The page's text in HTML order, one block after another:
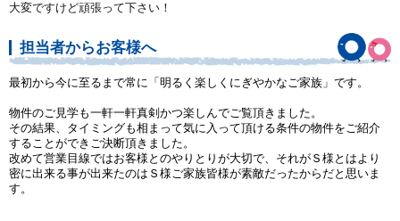
大変ですけど頑張って下さい！
担当者からお客様へ
最初から今に至るまで常に「明るく楽しくにぎやかなご家族」です。
物件のご見学も一軒一軒真剣かつ楽しんでご覧頂きました。
その結果、タイミングも相まって気に入って頂ける条件の物件をご紹介
することができご決断頂きました。
改めて営業目線ではお客様とのやりとりが大切で、それがＳ様とはより
密に出来る事が出来たのはＳ様ご家族皆様が素敵だったからだと思いま
す。